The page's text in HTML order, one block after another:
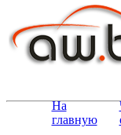
На
главную